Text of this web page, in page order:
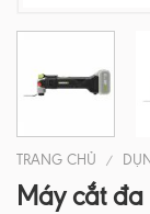
TRANG CHỦ /
Máy cắt